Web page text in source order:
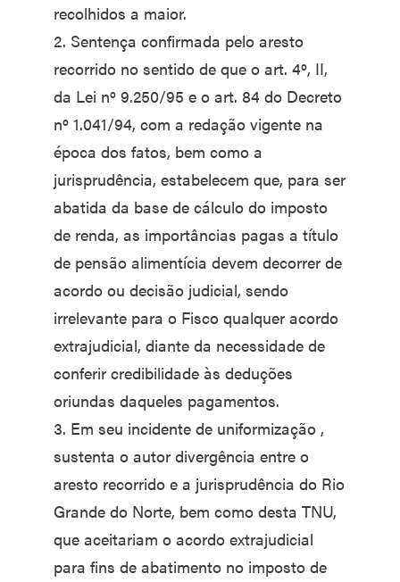
recolhidos a maior.
2. Sentença confirmada pelo aresto
recorrido no sentido de que o art. 4º, II,
da Lei nº 9.250/95 e o art. 84 do Decreto
nº 1.041/94, com a redação vigente na
época dos fatos, bem como a
jurisprudência, estabelecem que, para ser
abatida da base de cálculo do imposto
de renda, as importâncias pagas a título
de pensão alimentícia devem decorrer de
acordo ou decisão judicial, sendo
irrelevante para o Fisco qualquer acordo
extrajudicial, diante da necessidade de
conferir credibilidade às deduções
oriundas daqueles pagamentos.
3. Em seu incidente de uniformização ,
sustenta o autor divergência entre o
aresto recorrido e a jurisprudência do Rio
Grande do Norte, bem como desta TNU,
que aceitariam o acordo extrajudicial
para fins de abatimento no imposto de